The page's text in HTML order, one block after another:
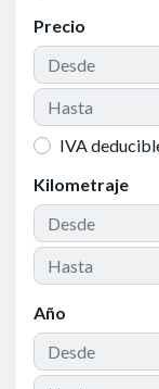
Precio
IVA
Kilometraje
Año